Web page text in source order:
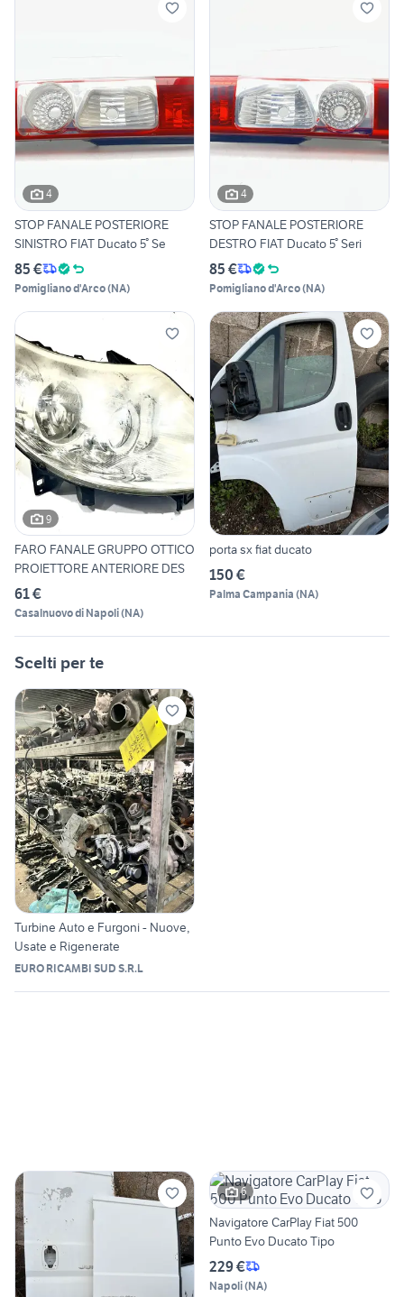
4
STOP FANALE POSTERIORE
SINISTRO FIAT Ducato 5° Se
85 €
Pomigliano d'Arco(NA)
4
STOP FANALE POSTERIORE
DESTRO FIAT Ducato 5° Seri
85 €
Pomigliano d'Arco(NA)
9
FARO FANALE GRUPPO OTTICO
PROIETTORE ANTERIORE DES
61 €
Casalnuovo di Napoli(NA)
porta sx fiat ducato
150 €
Palma Campania (NA)
Scelti per te
Turbine Auto e Furgoni - Nuove,
Usate e Rigenerate
EURO RICAMBI SUD S.R.L
6
Navigatore CarPlay Fiat 500
Punto Evo Ducato Tipo
229 €
Napoli(NA)